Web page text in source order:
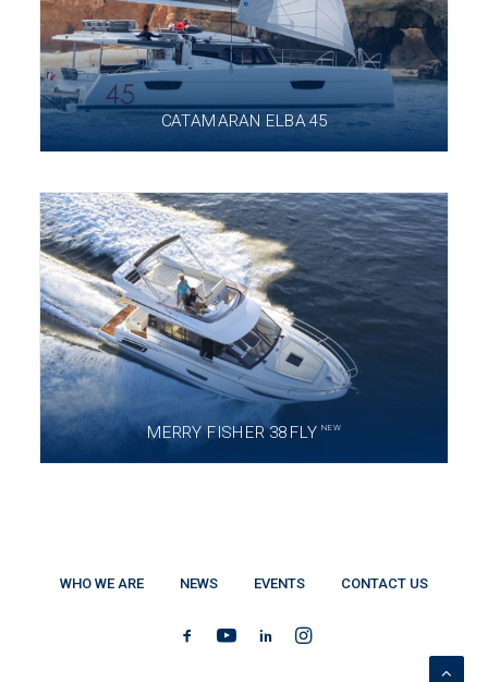
CATAMARAN ELBA 45
MERRY FISHER 38 FLYNEW
WHO WE ARE NEWS EVENTS CONTACT US